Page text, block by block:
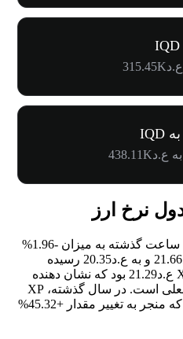
-1.96%
در نوسان بوده و به حداکثر ع.د21.66 و به ع.د20.35 رسیده
است. یک ماه پیش، مقدار 1 XP ع.د21.29 بود که نشان دهنده
نسبت به مقدار فعلی است. در سال گذشته، XP
+45.32%